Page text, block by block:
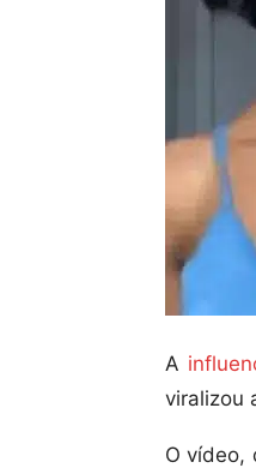
A
viralizou
O vídeo,